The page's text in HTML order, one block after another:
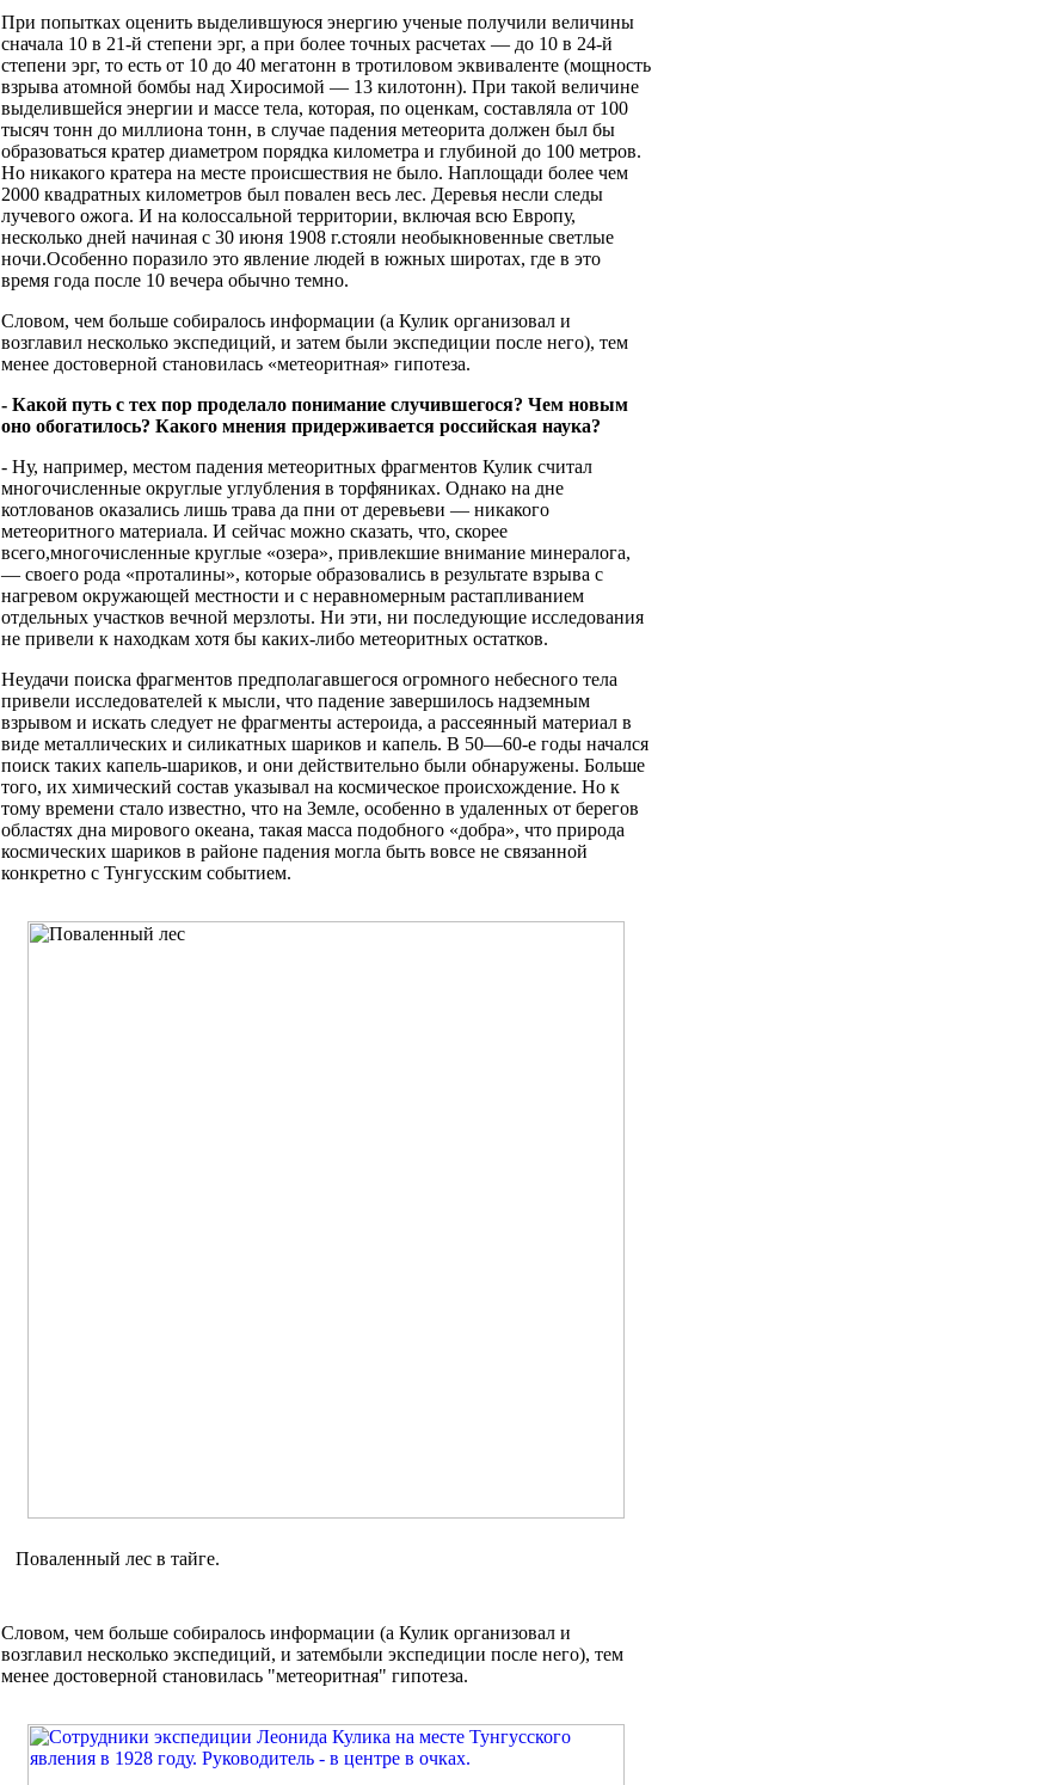
При попытках оценить выделившуюся энергию ученые получили величины
сначала 10 в 21-й степени эрг, a при более точных расчетах — до 10 в 24-й
степени эрг, то есть от 10 до 40 мегатонн в тротиловом эквиваленте (мощность
взрыва атомной бомбы над Хиросимой — 13 килотонн). При такой величине
выделившейся энергии и массе тела, которая, по оценкам, составляла от 100
тысяч тонн до миллиона тонн, в случае падения метеорита должен был бы
образоваться кратер диаметром порядка километра и глубиной до 100 метров.
Но никакого кратера на месте происшествия не было. Наплощади более чем
2000 квадратных километров был повален весь лес. Деревья несли следы
лучевого ожога. И на колоссальной территории, включая всю Европу,
несколько дней начиная c 30 июня 1908 г.стояли необыкновенные светлые
ночи.Особенно поразило это явление людей в южных широтах, где в это
время года после 10 вечера обычно темно.
Словом, чем больше собиралось информации (а Кулик организовал и
возглавил несколько экспедиций, и затем были экспедиции после него), тем
менее достоверной становилась «метеоритная» гипотеза.
- Какой путь с тех пор проделало понимание случившегося? Чем новым
оно обогатилось? Какого мнения придерживается российская наука?
- Ну, например, местом падения метеоритных фрагментов Кулик считал
многочисленные округлые углубления в торфяниках. Однако на дне
котлованов оказались лишь трава да пни от деревьеви — никакого
метеоритного материала. И сейчас можно сказать, что, скорее
всего,многочисленные круглые «озера», привлекшие внимание минералога,
— своего рода «проталины», которые образовались в результате взрыва с
нагревом окружающей местности и с неравномерным растапливанием
отдельных участков вечной мерзлоты. Ни эти, ни последующие исследования
не привели к находкам хотя бы каких-либо метеоритных остатков.
Неудачи поиска фрагментов предполагавшегося огромного небесного тела
привели исследователей к мысли, что падение завершилось надземным
взрывом и искать следует не фрагменты астероида, a рассеянный материал в
виде металлических и силикатных шариков и капель. В 50—60-e годы начался
поиск таких капель-шариков, и они действительно были обнаружены. Больше
того, их химический состав указывал на космическое происхождение. Но к
тому времени стало известно, что на Земле, особенно в удаленных от берегов
областях дна мирового океана, такая масса подобного «добра», что природа
космических шариков в районе падения могла быть вовсе не связанной
конкретно с Тунгусским событием.
Поваленный лес в тайге.
Словом, чем больше собиралось информации (а Кулик организовал и
возглавил несколько экспедиций, и затембыли экспедиции после него), тем
менее достоверной становилась "метеоритная" гипотеза.